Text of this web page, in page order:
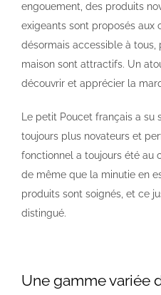
engouement, des produits
exigeants sont proposés aux
désormais accessible à tous,
maison sont attractifs. Un
découvrir et apprécier la
Le petit Poucet français a su
toujours plus novateurs et
fonctionnel a toujours été au
de même que la minutie en
produits sont soignés, et ce
distingué.
Une gamme variée